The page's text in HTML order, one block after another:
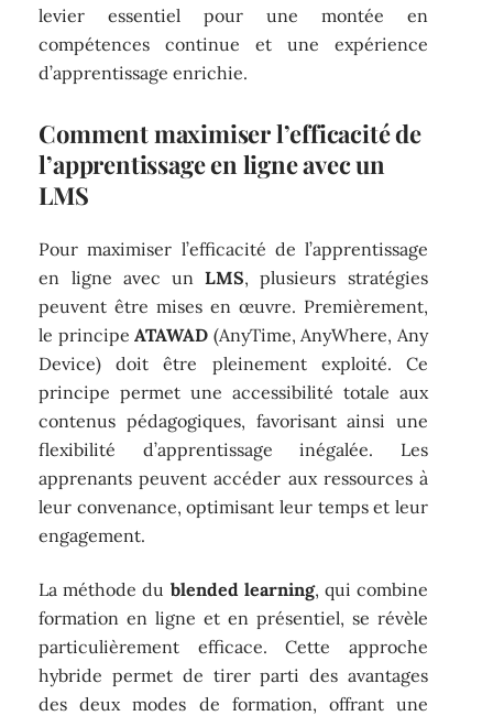
levier essentiel pour une montée en
compétences continue et une expérience
d’apprentissage enrichie.
Comment maximiser l’efficacité de
l’apprentissage en ligne avec un
LMS
Pour maximiser l’efficacité de l’apprentissage
en ligne avec unLMS, plusieurs stratégies
peuvent être mises en œuvre. Premièrement,
le principeATAWAD (AnyTime, AnyWhere, Any
Device) doit être pleinement exploité. Ce
principe permet une accessibilité totale aux
contenus pédagogiques, favorisant ainsi une
flexibilité d’apprentissage inégalée. Les
apprenants peuvent accéder aux ressources à
leur convenance, optimisant leur temps et leur
engagement.
La méthode du blended learning, qui combine
formation en ligne et en présentiel, se révèle
particulièrement efficace. Cette approche
hybride permet de tirer parti des avantages
des deux modes de formation, offrant une